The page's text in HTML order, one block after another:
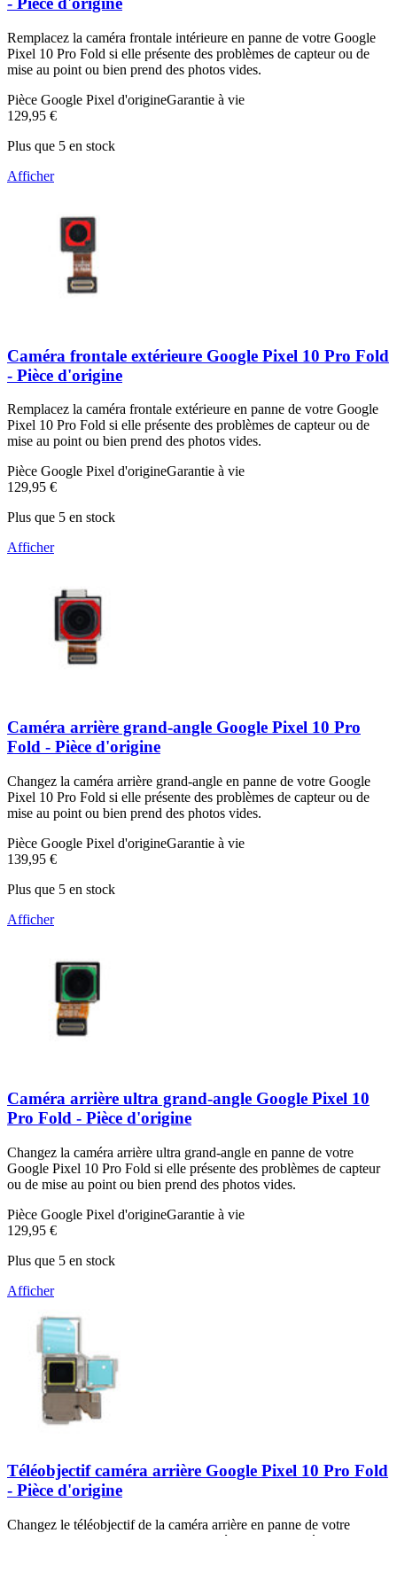
Remplacez la caméra frontale intérieure en panne de votre Google
Pixel 10 Pro Fold si elle présente des problèmes de capteur ou de
mise au point ou bien prend des photos vides.
Pièce Google Pixel d'origineGarantie à vie
129,95 €
Plus que 5 en stock
Afficher
Caméra frontale extérieure Google Pixel 10 Pro Fold
- Pièce d'origine
Remplacez la caméra frontale extérieure en panne de votre Google
Pixel 10 Pro Fold si elle présente des problèmes de capteur ou de
mise au point ou bien prend des photos vides.
Pièce Google Pixel d'origineGarantie à vie
129,95 €
Plus que 5 en stock
Afficher
Caméra arrière grand-angle Google Pixel 10 Pro
Fold - Pièce d'origine
Changez la caméra arrière grand-angle en panne de votre Google
Pixel 10 Pro Fold si elle présente des problèmes de capteur ou de
mise au point ou bien prend des photos vides.
Pièce Google Pixel d'origineGarantie à vie
139,95 €
Plus que 5 en stock
Afficher
Caméra arrière ultra grand-angle Google Pixel 10
Pro Fold - Pièce d'origine
Changez la caméra arrière ultra grand-angle en panne de votre
Google Pixel 10 Pro Fold si elle présente des problèmes de capteur
ou de mise au point ou bien prend des photos vides.
Pièce Google Pixel d'origineGarantie à vie
129,95 €
Plus que 5 en stock
Afficher
Téléobjectif caméra arrière Google Pixel 10 Pro Fold
- Pièce d'origine
Changez le téléobjectif de la caméra arrière en panne de votre
Google Pixel 10 Pro Fold si celle-ci présente des problèmes de